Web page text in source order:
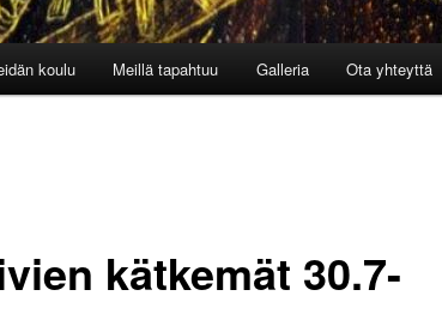
koulu Meillä tapahtuu Galleria Ota yhteyttä
kätkemät 30.7-